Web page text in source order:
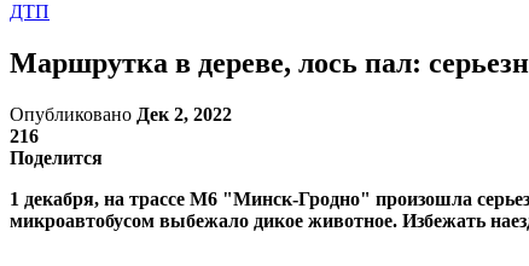
ДТП
Маршрутка в дереве, лось пал:
Опубликовано Дек 2, 2022
216
Поделится
1 декабря, на трассе М6 "Минск-Гродно" произошла
микроавтобусом выбежало дикое животное. Избежать